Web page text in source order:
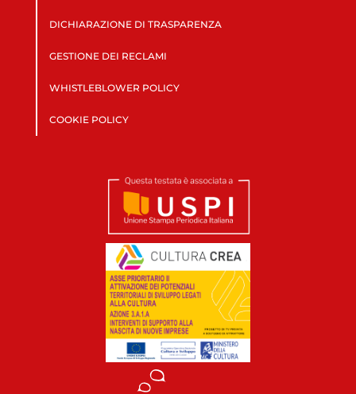
DICHIARAZIONE DI TRASPARENZA
GESTIONE DEI RECLAMI
WHISTLEBLOWER POLICY
COOKIE POLICY